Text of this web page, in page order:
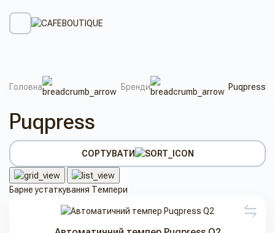
Головна Бренди Puqpress
Puqpress
СОРТУВАТИ
Барне устаткування Темпери